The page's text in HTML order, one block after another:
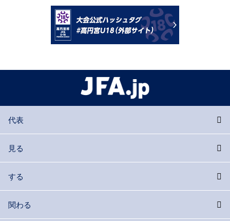
代表
見る
する
関わる